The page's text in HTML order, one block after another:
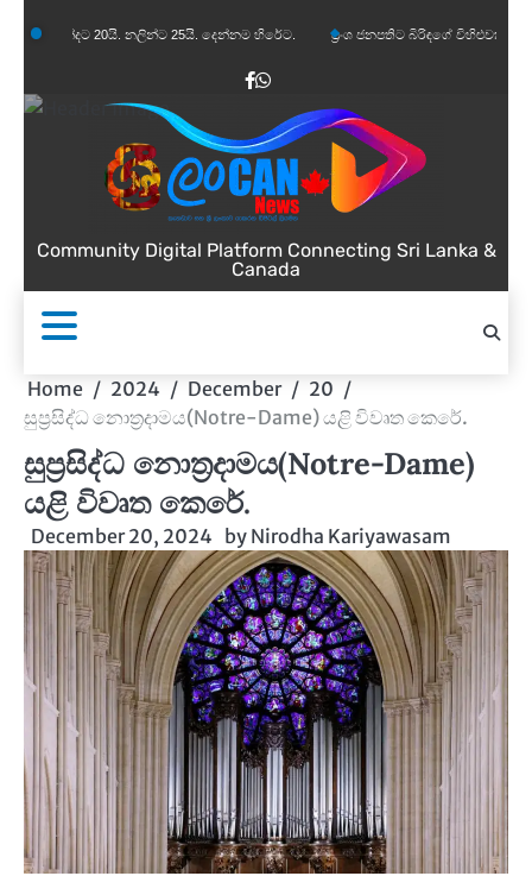
to
20යි. නලින්ට 25යි. දෙන්නම හිරේට. ප්‍රංශ ජනපතිට බිරිඳගේ විහිළුවක්. විහිළුවදුරදිග යයි.
Facebook
WhatsApp
Community Digital Platform Connecting Sri Lanka &
Canada
Home 2024 December
20
සුප්‍රසිද්ධ නොත්‍රදාමය(Notre-Dame) යළි විවෘත කෙරේ.
සුප්‍රසිද්ධ නොත්‍රදාමය(Notre-Dame)
යළි විවෘත කෙරේ.
December 20, 2024 by Nirodha Kariyawasam